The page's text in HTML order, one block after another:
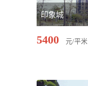
印象城
5400 元/平米